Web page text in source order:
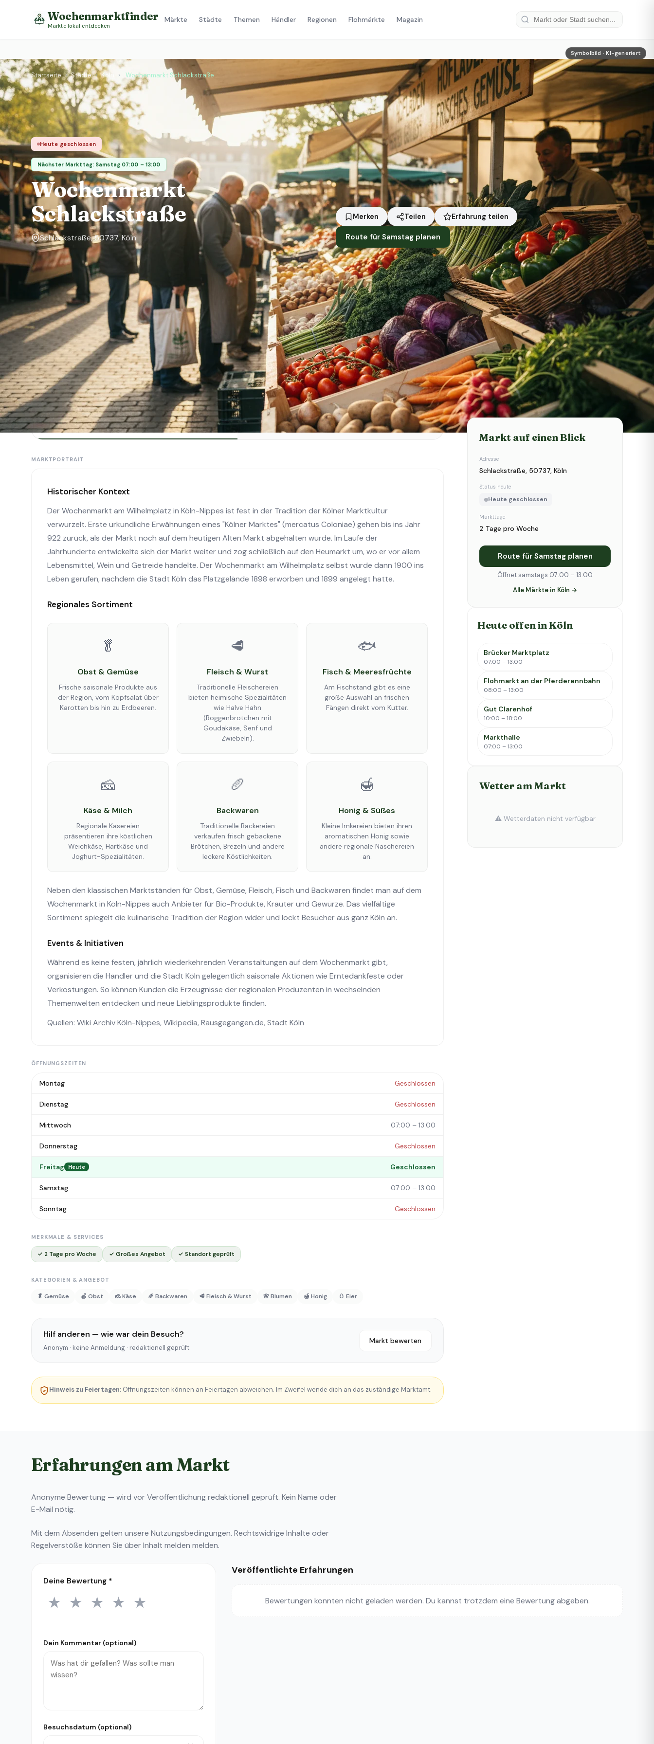
Wochenmarktfinder
Märkte lokal entdecken
Märkte Städte Themen Händler Regionen Flohmärkte Magazin
Symbolbild · KI-generiert
Startseite › Städte › Köln › Wochenmarkt Schlackstraße
Heute geschlossen
Nächster Markttag: Samstag 07:00 – 13:00
Wochenmarkt
Schlackstraße
Schlackstraße, 50737, Köln
Merken Teilen Erfahrung teilen
Route für Samstag planen
Symbolbild · KI-generiert
Markttage
Mittwoch, Samstag
Standort
Köln
Status heute
Heute geschlossen
Über den Markt Händler
MARKTPORTRAIT
Historischer Kontext
Der Wochenmarkt am Wilhelmplatz in Köln-Nippes ist fest in der Tradition der Kölner Marktkultur
verwurzelt. Erste urkundliche Erwähnungen eines "Kölner Marktes" (mercatus Coloniae) gehen bis ins Jahr
922 zurück, als der Markt noch auf dem heutigen Alten Markt abgehalten wurde. Im Laufe der
Jahrhunderte entwickelte sich der Markt weiter und zog schließlich auf den Heumarkt um, wo er vor allem
Lebensmittel, Wein und Getreide handelte. Der Wochenmarkt am Wilhelmplatz selbst wurde dann 1900 ins
Leben gerufen, nachdem die Stadt Köln das Platzgelände 1898 erworben und 1899 angelegt hatte.
Regionales Sortiment
🥬
Obst & Gemüse
Frische saisonale Produkte aus
der Region, vom Kopfsalat über
Karotten bis hin zu Erdbeeren.
🥩
Fleisch & Wurst
Traditionelle Fleischereien
bieten heimische Spezialitäten
wie Halve Hahn
(Roggenbrötchen mit
Goudakäse, Senf und
Zwiebeln).
🐟
Fisch & Meeresfrüchte
Am Fischstand gibt es eine
große Auswahl an frischen
Fängen direkt vom Kutter.
🧀
Käse & Milch
Regionale Käsereien
präsentieren ihre köstlichen
Weichkäse, Hartkäse und
Joghurt-Spezialitäten.
🥖
Backwaren
Traditionelle Bäckereien
verkaufen frisch gebackene
Brötchen, Brezeln und andere
leckere Köstlichkeiten.
🍯
Honig & Süßes
Kleine Imkereien bieten ihren
aromatischen Honig sowie
andere regionale Naschereien
an.
Neben den klassischen Marktständen für Obst, Gemüse, Fleisch, Fisch und Backwaren findet man auf dem
Wochenmarkt in Köln-Nippes auch Anbieter für Bio-Produkte, Kräuter und Gewürze. Das vielfältige
Sortiment spiegelt die kulinarische Tradition der Region wider und lockt Besucher aus ganz Köln an.
Events & Initiativen
Während es keine festen, jährlich wiederkehrenden Veranstaltungen auf dem Wochenmarkt gibt,
organisieren die Händler und die Stadt Köln gelegentlich saisonale Aktionen wie Erntedankfeste oder
Verkostungen. So können Kunden die Erzeugnisse der regionalen Produzenten in wechselnden
Themenwelten entdecken und neue Lieblingsprodukte finden.
Quellen: Wiki Archiv Köln-Nippes, Wikipedia, Rausgegangen.de, Stadt Köln
ÖFFNUNGSZEITEN
Montag Geschlossen
Dienstag Geschlossen
Mittwoch 07:00 – 13:00
Donnerstag Geschlossen
Freitag Heute Geschlossen
Samstag 07:00 – 13:00
Sonntag Geschlossen
MERKMALE & SERVICES
✓ 2 Tage pro Woche ✓ Großes Angebot ✓ Standort geprüft
KATEGORIEN & ANGEBOT
🥬 Gemüse 🍎 Obst 🧀 Käse 🥖 Backwaren 🥩 Fleisch & Wurst 🌸 Blumen 🍯 Honig 🥚 Eier
Hilf anderen — wie war dein Besuch?
Anonym · keine Anmeldung · redaktionell geprüft
Markt bewerten
Hinweis zu Feiertagen: Öffnungszeiten können an Feiertagen abweichen. Im Zweifel wende dich an das zuständige Marktamt.
Markt auf einen Blick
Adresse
Schlackstraße, 50737, Köln
Status heute
Heute geschlossen
Markttage
2 Tage pro Woche
Route für Samstag planen
Öffnet samstags 07:00 – 13:00
Alle Märkte in Köln →
Heute offen in Köln
Brücker Marktplatz
07:00 – 13:00
Flohmarkt an der Pferderennbahn
08:00 – 13:00
Gut Clarenhof
10:00 – 18:00
Markthalle
07:00 – 13:00
Wetter am Markt
⚠️ Wetterdaten nicht verfügbar
Erfahrungen am Markt
Anonyme Bewertung — wird vor Veröffentlichung redaktionell geprüft. Kein Name oder
E-Mail nötig.
Mit dem Absenden gelten unsere Nutzungsbedingungen. Rechtswidrige Inhalte oder
Regelverstöße können Sie überInhalt melden melden.
Deine Bewertung *
1 Stern
★ 2 Sterne
★ 3 Sterne
★ 4 Sterne
★ 5 Sterne
★
Dein Kommentar (optional)
Besuchsdatum (optional)
Veröffentlichte Erfahrungen
Bewertungen konnten nicht geladen werden. Du kannst trotzdem eine Bewertung abgeben.